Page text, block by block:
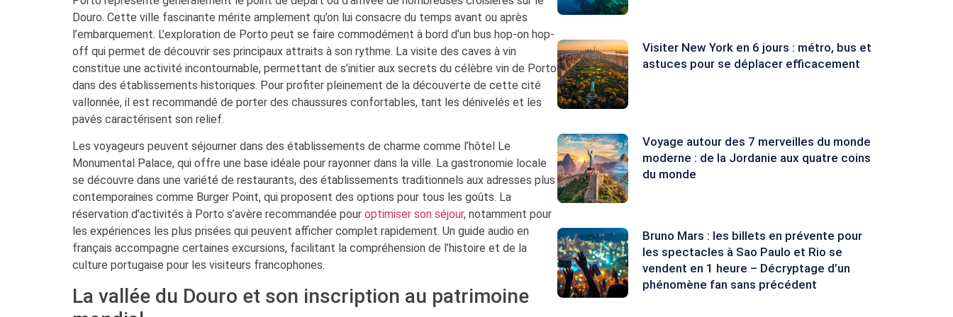
Douro. Cette ville fascinante mérite amplement qu’on lui consacre du temps avant ou après
l’embarquement. L’exploration de Porto peut se faire commodément à bord d’un bus hop-on hop-
off qui permet de découvrir ses principaux attraits à son rythme. La visite des caves à vin
constitue une activité incontournable, permettant de s’initier aux secrets du célèbre vin de Porto
dans des établissements historiques. Pour profiter pleinement de la découverte de cette cité
vallonnée, il est recommandé de porter des chaussures confortables, tant les dénivelés et les
pavés caractérisent son relief.
Les voyageurs peuvent séjourner dans des établissements de charme comme l’hôtel Le
Monumental Palace, qui offre une base idéale pour rayonner dans la ville. La gastronomie locale
se découvre dans une variété de restaurants, des établissements traditionnels aux adresses plus
contemporaines comme Burger Point, qui proposent des options pour tous les goûts. La
réservation d’activités à Porto s’avère recommandée pour optimiser son séjour, notamment pour
les expériences les plus prisées qui peuvent afficher complet rapidement. Un guide audio en
français accompagne certaines excursions, facilitant la compréhension de l’histoire et de la
culture portugaise pour les visiteurs francophones.
La vallée du Douro et son inscription au patrimoine
Visiter New York en 6 jours : métro, bus et
astuces pour se déplacer efficacement
Voyage autour des 7 merveilles du monde
moderne : de la Jordanie aux quatre coins
du monde
Bruno Mars : les billets en prévente pour
les spectacles à Sao Paulo et Rio se
vendent en 1 heure – Décryptage d’un
phénomène fan sans précédent